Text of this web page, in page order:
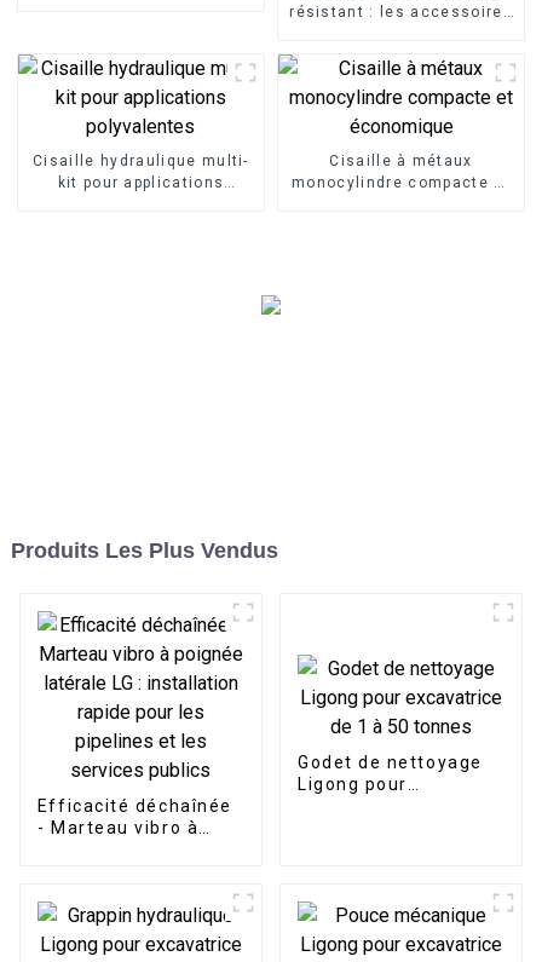
résistant : les accessoires
service
Cisaille hydraulique multi-
kit pour applications
Cisaille à métaux
monocylindre compacte et
Produits Les Plus Vendus
Efficacité déchaînée
- Marteau vibro à
les services publics
Godet de nettoyage
Ligong pour